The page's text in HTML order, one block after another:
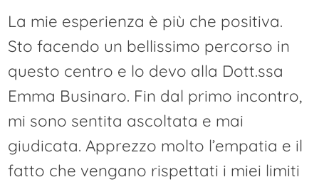
La mie esperienza è più che positiva.
Sto facendo un bellissimo percorso in
questo centro e lo devo alla Dott.ssa
Emma Businaro. Fin dal primo incontro,
mi sono sentita ascoltata e mai
giudicata. Apprezzo molto l’empatia e il
fatto che vengano rispettati i miei limiti